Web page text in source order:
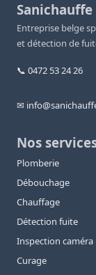
Sanichauffe
Entreprise belge
et détection de
📞 0472 53 24 26
✉
Nos
Plomberie
Débouchage
Chauffage
Détection fuite
Inspection caméra
Curage